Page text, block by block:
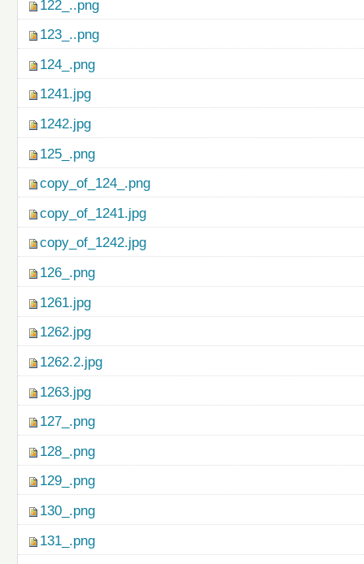
122_..png
123_..png
124_.png
1241.jpg
1242.jpg
125_.png
copy_of_124_.png
copy_of_1241.jpg
copy_of_1242.jpg
126_.png
1261.jpg
1262.jpg
1262.2.jpg
1263.jpg
127_.png
128_.png
129_.png
130_.png
131_.png